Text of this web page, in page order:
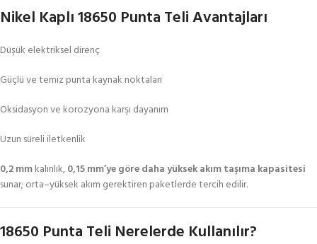
Nikel Kaplı 18650 Punta Teli Avantajları
Düşük elektriksel direnç
Güçlü ve temiz punta kaynak noktaları
Oksidasyon ve korozyona karşı dayanım
Uzun süreli iletkenlik
0,2 mmkalınlık,0,15 mm’ye göre daha yüksek akım taşıma kapasitesi
sunar; orta–yüksek akım gerektiren paketlerde tercih edilir.
18650 Punta Teli Nerelerde Kullanılır?